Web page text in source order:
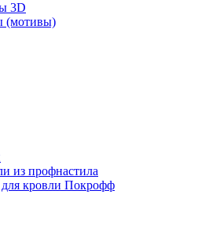
3D
(мотивы)
из профнастила
кровли Покрофф